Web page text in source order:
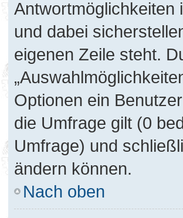
Antwortmöglichkeiten
und dabei
eigenen Zeile steht.
Optionen ein
die Umfrage gilt (0
Umfrage) und
ändern können.
Nach oben